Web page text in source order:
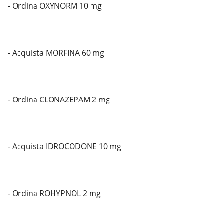
- Ordina OXYNORM 10 mg
- Acquista MORFINA 60 mg
- Ordina CLONAZEPAM 2 mg
- Acquista IDROCODONE 10 mg
- Ordina ROHYPNOL 2 mg